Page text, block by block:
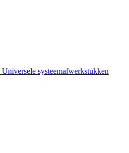
Universele systeemafwerkstukken